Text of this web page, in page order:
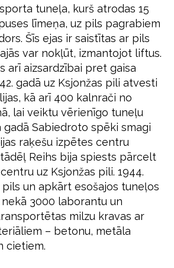
tuneļa, kurš atrodas 15
līmeņa, uz pils pagrabiem
Šīs ejas ir saistītas ar pils
var nokļūt, izmantojot liftus.
arī aizsardzībai pret gaisa
gadā uz Ksjonžas pili atvesti
kā arī 400 kalnrači no
lai veiktu vērienīgo tuneļu
gadā Sabiedroto spēki smagi
raķešu izpētes centru
Reihs bija spiests pārcelt
uz Ksjonžas pili. 1944.
un apkārt esošajos tuneļos
3000 laborantu un
milzu kravas ar
– betonu, metāla
cietiem.